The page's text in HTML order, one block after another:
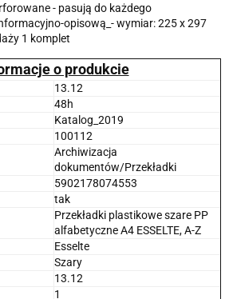
- pasują do każdego
opisową_- wymiar: 225 x 297
1 komplet
o produkcie
13.12
48h
Katalog_2019
100112
Archiwizacja
dokumentów/Przekładki
5902178074553
tak
Przekładki plastikowe szare PP
alfabetyczne A4 ESSELTE, A-Z
Esselte
Szary
13.12
1